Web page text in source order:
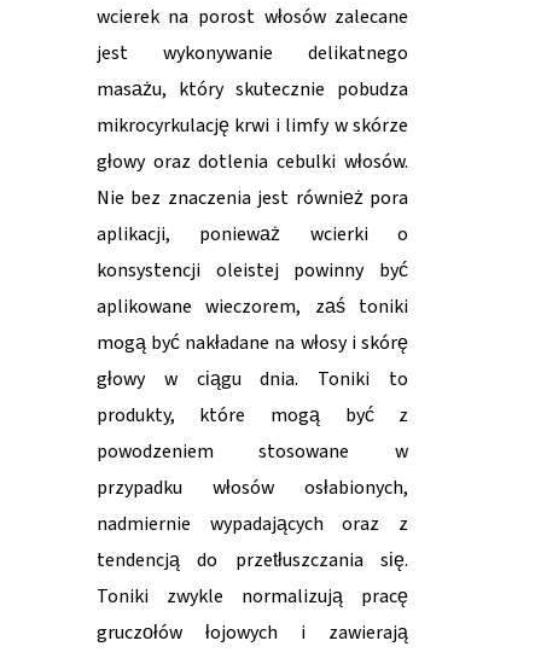
wcierek na porost włosów zalecane
jest wykonywanie delikatnego
masażu, który skutecznie pobudza
mikrocyrkulację krwi i limfy w skórze
głowy oraz dotlenia cebulki włosów.
Nie bez znaczenia jest również pora
aplikacji, ponieważ wcierki o
konsystencji oleistej powinny być
aplikowane wieczorem, zaś toniki
mogą być nakładane na włosy i skórę
głowy w ciągu dnia. Toniki to
produkty, które mogą być z
powodzeniem stosowane w
przypadku włosów osłabionych,
nadmiernie wypadających oraz z
tendencją do przetłuszczania się.
Toniki zwykle normalizują pracę
gruczołów łojowych i zawierają